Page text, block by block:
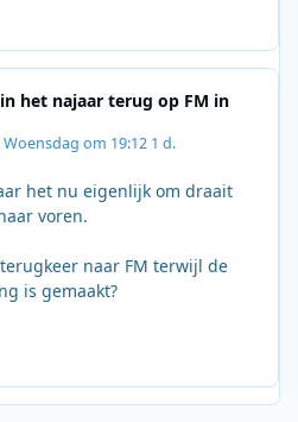
het najaar terug op FM in
Woensdag om 19:12 1 d.
het nu eigenlijk om draait
voren.
naar FM terwijl de
is gemaakt?